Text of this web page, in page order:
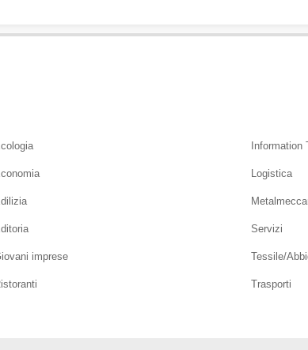
imprese
Information
Logistica
Servizi
Tessile/
Trasporti